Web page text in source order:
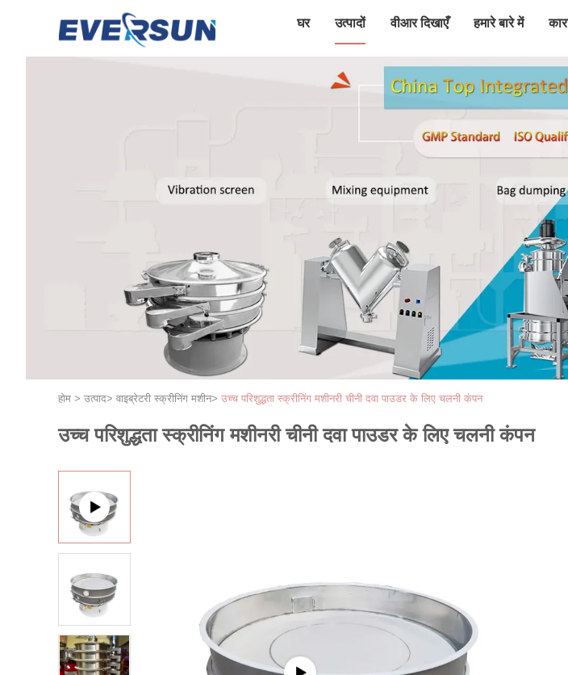
घर उत्पादों वीआर दिखाएँ हमारे बारे में
होम > उत्पाद> वाइब्रेटरी स्क्रीनिंग मशीन> उच्च परिशुद्धता स्क्रीनिंग मशीनरी चीनी दवा पाउडर के लिए चलनी कंपन
उच्च परिशुद्धता स्क्रीनिंग मशीनरी चीनी दवा पाउडर के लिए चलनी कंपन